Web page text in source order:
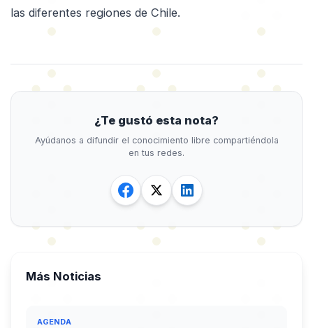
las diferentes regiones de Chile.
¿Te gustó esta nota?
Ayúdanos a difundir el conocimiento libre compartiéndola
en tus redes.
Más Noticias
AGENDA